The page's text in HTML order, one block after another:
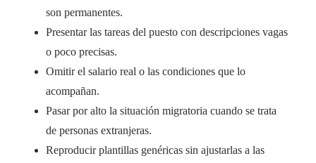
son permanentes.
Presentar las tareas del puesto con descripciones vagas
o poco precisas.
Omitir el salario real o las condiciones que lo
acompañan.
Pasar por alto la situación migratoria cuando se trata
de personas extranjeras.
Reproducir plantillas genéricas sin ajustarlas a las